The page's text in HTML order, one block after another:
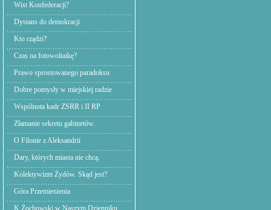
Wist Konfederacji?
Dystans do demokracji
Kto rządzi?
Czas na fotowoltaikę?
Prawo sprostowanego paradoksu
Dobre pomysły w miejskiej radzie
Wspólnota kadr ZSRR i II RP
Złamanie sekretu gabinetów.
O Filonie z Aleksandrii
Dary, których miasta nie chcą.
Kolektywizm Żydów. Skąd jest?
Góra Przemienienia
K.Żochowski w Naszym Dzienniku